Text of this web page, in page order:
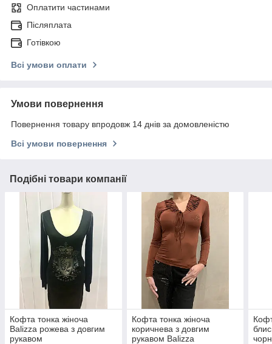
Оплатити частинами
Післяплата
Готівкою
Всі умови оплати
Умови повернення
Повернення товару впродовж 14 днів за домовленістю
Всі умови повернення
Подібні товари компанії
Кофта тонка жіноча
Balizza рожева з довгим
рукавом
Кофта тонка жіноча
коричнева з довгим
рукавом Balizza